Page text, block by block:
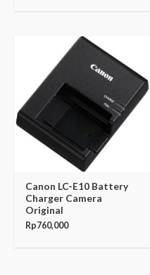
Canon LC-E10 Battery
Charger Camera
Original
Rp760,000